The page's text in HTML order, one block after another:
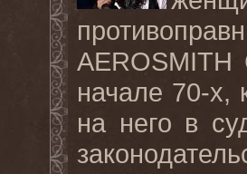
AEROSMITH
начале 70-х,
на него в